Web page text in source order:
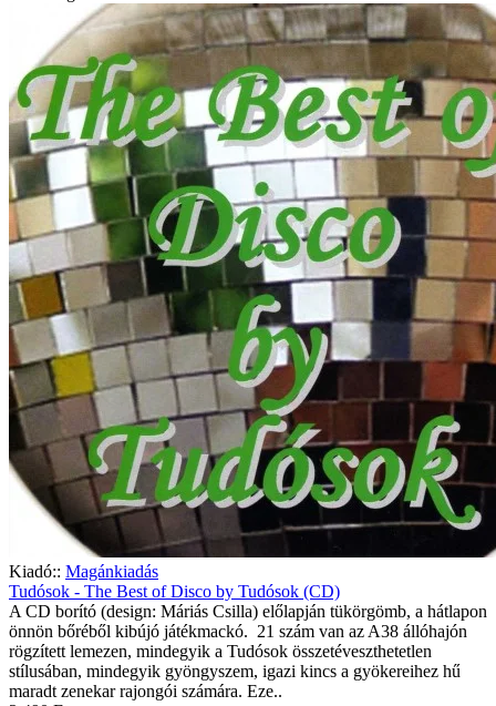
Kiadó:: Magánkiadás
Tudósok - The Best of Disco by Tudósok (CD)
A CD borító (design: Máriás Csilla) előlapján tükörgömb, a hátlapon
önnön bőréből kibújó játékmackó. 21 szám van az A38 állóhajón
rögzített lemezen, mindegyik a Tudósok összetéveszthetetlen
stílusában, mindegyik gyöngyszem, igazi kincs a gyökereihez hű
maradt zenekar rajongói számára. Eze..